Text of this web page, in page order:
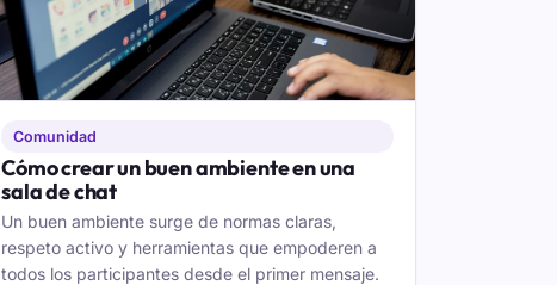
Comunidad
Cómo crear un buen ambiente en una
sala de chat
Un buen ambiente surge de normas claras,
respeto activo y herramientas que empoderen a
todos los participantes desde el primer mensaje.